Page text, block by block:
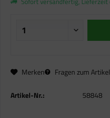
Merken Fragen zum
Artikel-Nr.: 58848